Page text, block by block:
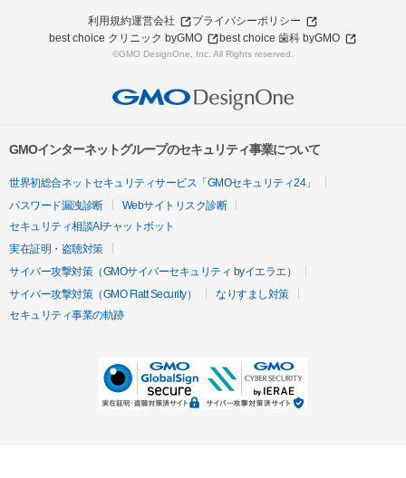
利用規約運営会社
プライバシーポリシー
best choice クリニック byGMO
best choice 歯科 byGMO
©GMO DesignOne, Inc. All Rights reserved.
GMOインターネットグループのセキュリティ事業について
世界初総合ネットセキュリティサービス「GMOセキュリティ24」
パスワード漏洩診断
Webサイトリスク診断
セキュリティ相談AIチャットボット
実在証明・盗聴対策
サイバー攻撃対策（GMOサイバーセキュリティ byイエラエ）
サイバー攻撃対策（GMO Flatt Security）
なりすまし対策
セキュリティ事業の軌跡